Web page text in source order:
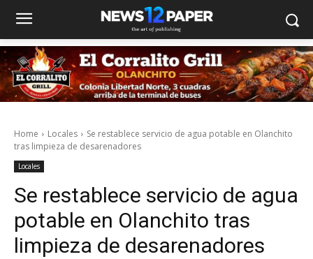
Home Locales
Se restablece servicio de agua potable en Olanchito
tras limpieza de desarenadores
Locales
Se restablece servicio de agua
potable en Olanchito tras
limpieza de desarenadores